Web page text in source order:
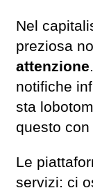
Nel
preziosa
attenzione
notifiche
sta
questo
Le
servizi: ci